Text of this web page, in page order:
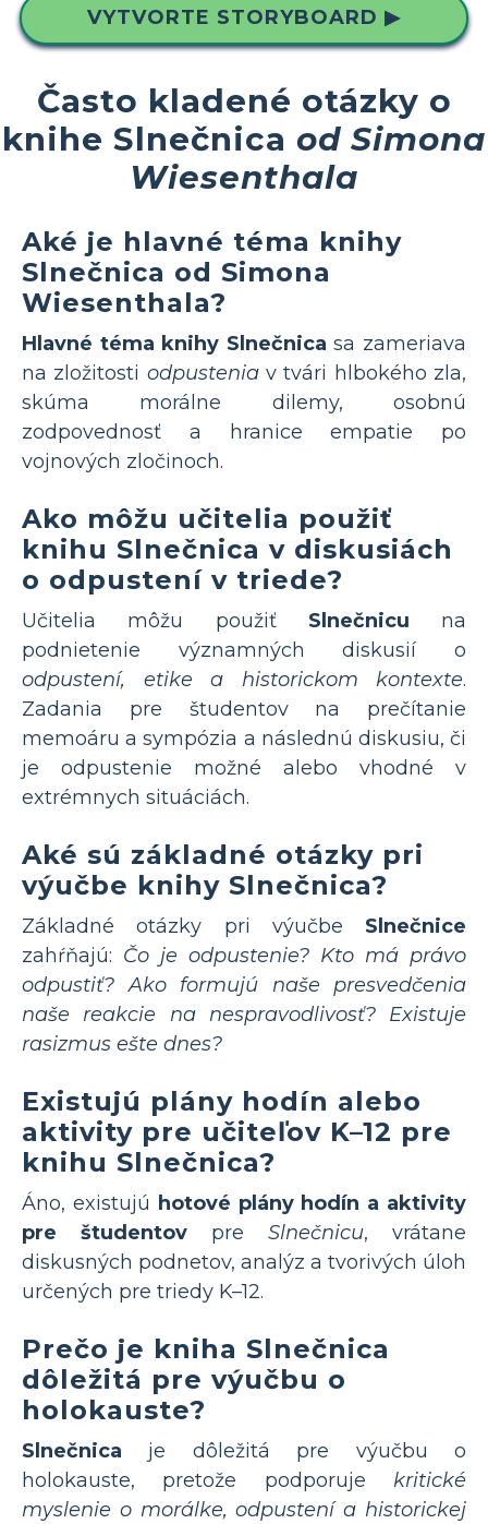
VYTVORTE STORYBOARD ▶
Často kladené otázky o
knihe Slnečnica od Simona
Wiesenthala
Aké je hlavné téma knihy
Slnečnica od Simona
Wiesenthala?
Hlavné téma knihy Slnečnica sa zameriava
na zložitosti odpusteniav tvári hlbokého zla,
skúma morálne dilemy, osobnú
zodpovednosť a hranice empatie po
vojnových zločinoch.
Ako môžu učitelia použiť
knihu Slnečnica v diskusiách
o odpustení v triede?
Učitelia môžu použiť Slnečnicu na
podnietenie významných diskusií o
odpustení, etike a historickom kontexte.
Zadania pre študentov na prečítanie
memoáru a sympózia a následnú diskusiu, či
je odpustenie možné alebo vhodné v
extrémnych situáciách.
Aké sú základné otázky pri
výučbe knihy Slnečnica?
Základné otázky pri výučbe Slnečnice
zahŕňajú: Čo je odpustenie? Kto má právo
odpustiť? Ako formujú naše presvedčenia
naše reakcie na nespravodlivosť? Existuje
rasizmus ešte dnes?
Existujú plány hodín alebo
aktivity pre učiteľov K–12 pre
knihu Slnečnica?
Áno, existujú hotové plány hodín a aktivity
pre študentov pre Slnečnicu, vrátane
diskusných podnetov, analýz a tvorivých úloh
určených pre triedy K–12.
Prečo je kniha Slnečnica
dôležitá pre výučbu o
holokauste?
Slnečnica je dôležitá pre výučbu o
holokauste, pretože podporuje kritické
myslenie o morálke, odpustení a historickej